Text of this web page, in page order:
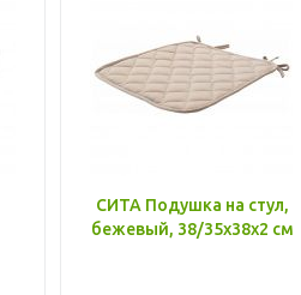
СИТА Подушка на стул,
бежевый, 38/35x38x2 см